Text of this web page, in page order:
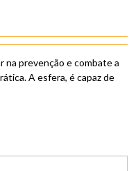
na prevenção e combate a
A esfera, é capaz de